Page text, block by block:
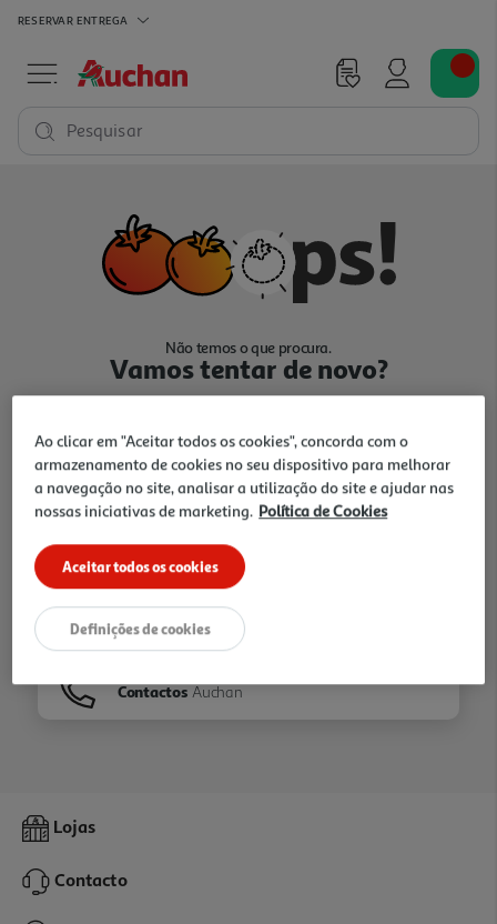
RESERVAR ENTREGA
Pesquisar
Não temos o que procura.
Vamos tentar de novo?
Ir para Homepage
Folhetos
Contactos Auchan
Lojas
Contacto
Ao clicar em "Aceitar todos os cookies", concorda com o
armazenamento de cookies no seu dispositivo para melhorar
a navegação no site, analisar a utilização do site e ajudar nas
nossas iniciativas de marketing. Política de Cookies
Aceitar todos os cookies
Definições de cookies